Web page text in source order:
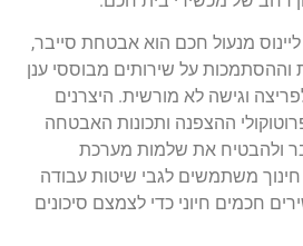
מנעול חכם הוא אבטחת סייבר,
וההסתמכות על שירותים מבוססי ענן
וגישה לא מורשית. היצרנים
ההצפנה ותכונות האבטחה
ולהבטיח את שלמות מערכת
משתמשים לגבי שיטות עבודה
חכמים חיוני כדי לצמצם סיכונים